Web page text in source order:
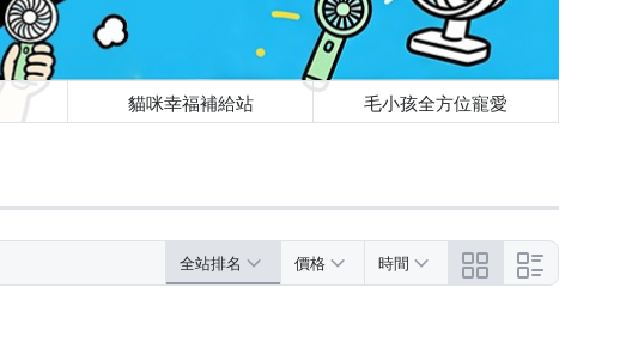
貓咪幸福補給站 毛小孩全方位寵愛
全站排名 價格 時間